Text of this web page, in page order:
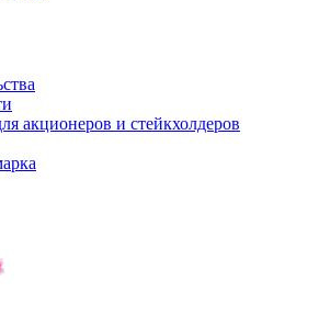
акционеров и стейкхолдеров